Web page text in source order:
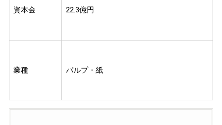
資本金 22.3億円
業種 パルプ・紙